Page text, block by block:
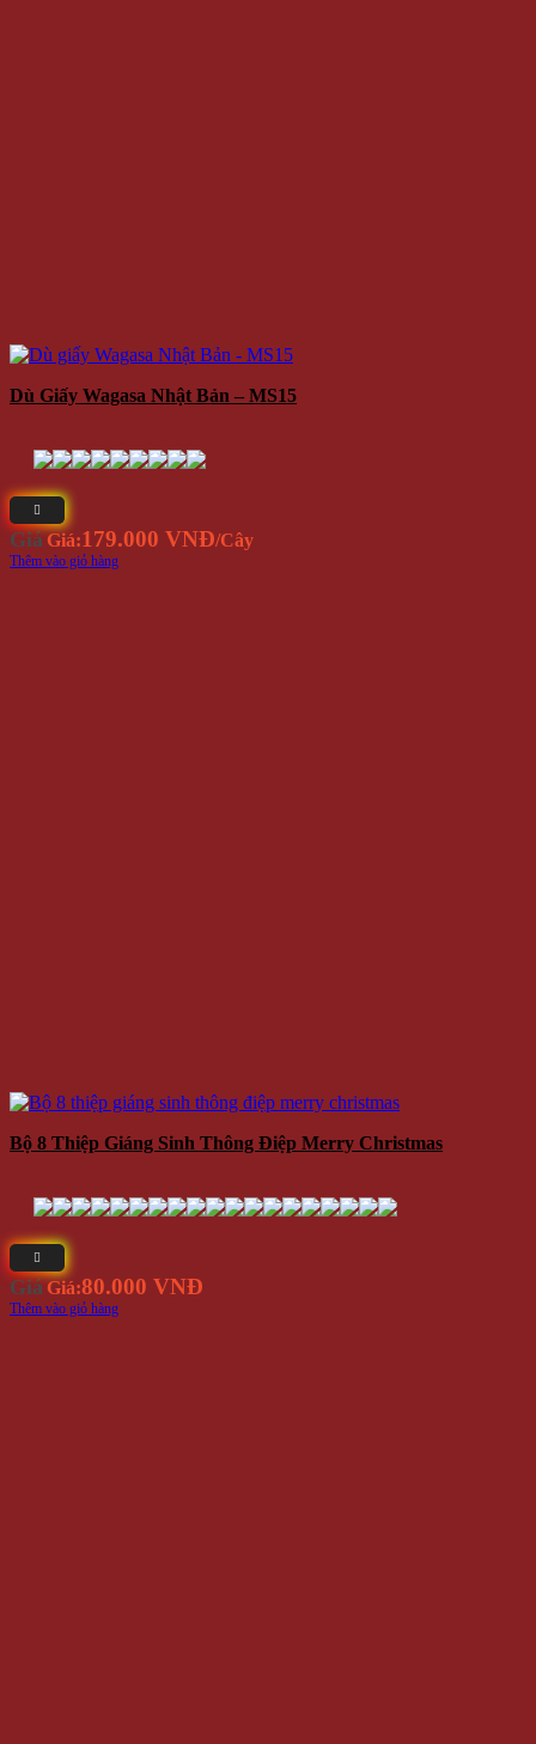
Dù Giấy Wagasa Nhật Bản – MS15
Giá Giá:179.000 VNĐ/Cây
Thêm vào giỏ hàng
Bộ 8 Thiệp Giáng Sinh Thông Điệp Merry Christmas
Giá Giá:80.000 VNĐ
Thêm vào giỏ hàng